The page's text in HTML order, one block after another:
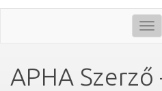
APHA Szerző